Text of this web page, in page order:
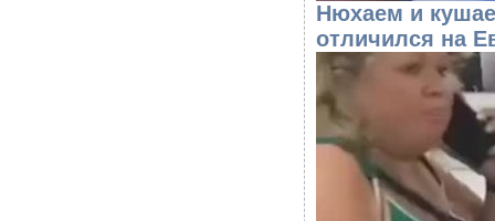
Нюхаем и
отличился на